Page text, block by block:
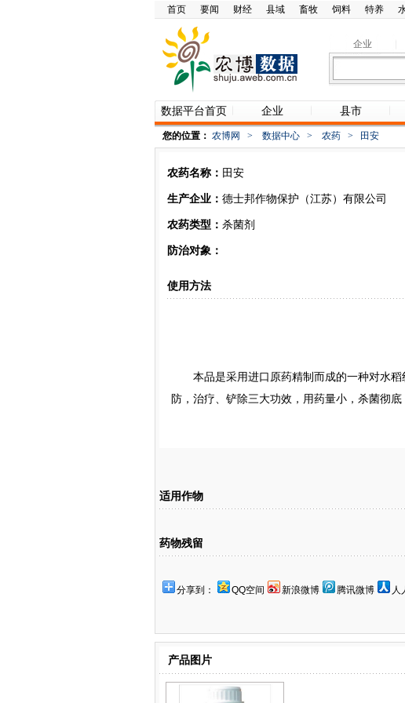
首页 要闻 财经 县域 畜牧 饲料 特养
企业
数据平台首页 企业 县市
您的位置： 农博网 > 数据中心 > 农药 > 田安
农药名称： 田安
生产企业： 德士邦作物保护（江苏）有限公司
农药类型： 杀菌剂
防治对象：
使用方法
本品是采用进口原药精制而成的一种对水稻
防，治疗、铲除三大功效，用药量小，杀菌彻底
适用作物
药物残留
分享到： QQ空间 新浪微博 腾讯微博 人
产品图片